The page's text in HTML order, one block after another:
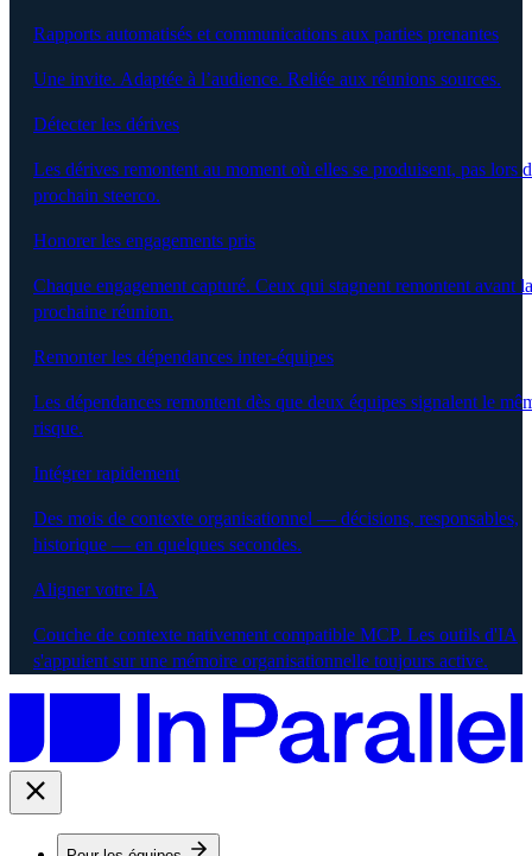
Rapports automatisés et communications aux parties prenantes
Une invite. Adaptée à l’audience. Reliée aux réunions sources.
Détecter les dérives
Les dérives remontent au moment où elles se produisent, pas lors
prochain steerco.
Honorer les engagements pris
Chaque engagement capturé. Ceux qui stagnent remontent avant la
prochaine réunion.
Remonter les dépendances inter-équipes
Les dépendances remontent dès que deux équipes signalent le
risque.
Intégrer rapidement
Des mois de contexte organisationnel — décisions, responsables,
historique — en quelques secondes.
Aligner votre IA
Couche de contexte nativement compatible MCP. Les outils d'IA
s'appuient sur une mémoire organisationnelle toujours active.